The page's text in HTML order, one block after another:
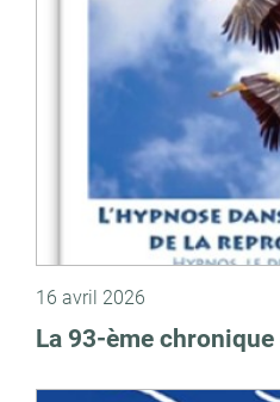
16 avril 2026
La 93-ème